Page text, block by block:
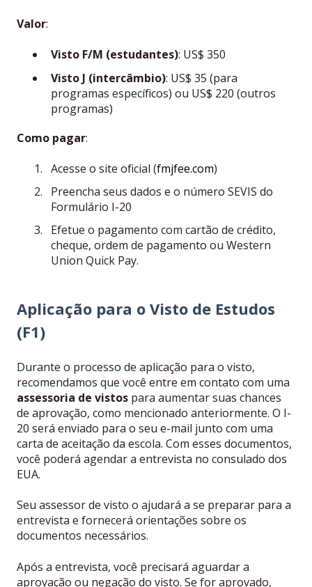
Valor:
Visto F/M (estudantes): US$ 350
Visto J (intercâmbio): US$ 35 (para
programas específicos) ou US$ 220 (outros
programas)
Como pagar:
Acesse o site oficial (fmjfee.com)
Preencha seus dados e o número SEVIS do
Formulário I-20
Efetue o pagamento com cartão de crédito,
cheque, ordem de pagamento ou Western
Union Quick Pay.
Aplicação para o Visto de Estudos
(F1)
Durante o processo de aplicação para o visto,
recomendamos que você entre em contato com uma
assessoria de vistos para aumentar suas chances
de aprovação, como mencionado anteriormente. O I-
20 será enviado para o seu e-mail junto com uma
carta de aceitação da escola. Com esses documentos,
você poderá agendar a entrevista no consulado dos
EUA.
Seu assessor de visto o ajudará a se preparar para a
entrevista e fornecerá orientações sobre os
documentos necessários.
Após a entrevista, você precisará aguardar a
aprovação ou negação do visto. Se for aprovado,